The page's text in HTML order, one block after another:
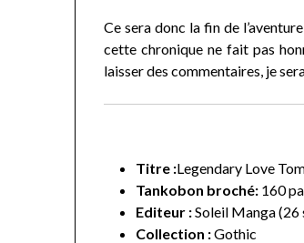
Ce sera donc la fin de
cette chronique ne fait pas
laisser des commentaires, je
Titre :Legendary Love
Tankobon broché: 160
Editeur :Soleil Manga
Collection :Gothic